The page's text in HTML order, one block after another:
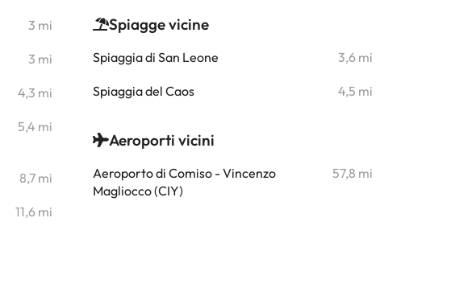
3 mi
3 mi
4,3 mi
5,4 mi
8,7 mi
11,6 mi
Spiagge vicine
Spiaggia di San Leone 3,6 mi
Spiaggia del Caos 4,5 mi
Aeroporti vicini
Aeroporto di Comiso - Vincenzo
Magliocco (CIY)
57,8 mi